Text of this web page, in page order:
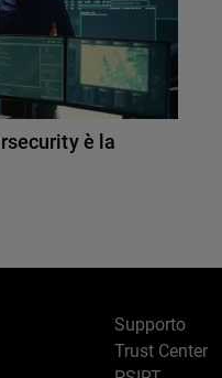
è la
Supporto
Trust Center